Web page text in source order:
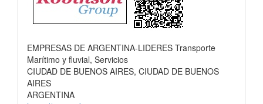
EMPRESAS DE ARGENTINA-LIDERES Transporte
Marítimo y fluvial, Servicios
CIUDAD DE BUENOS AIRES, CIUDAD DE BUENOS
AIRES
ARGENTINA